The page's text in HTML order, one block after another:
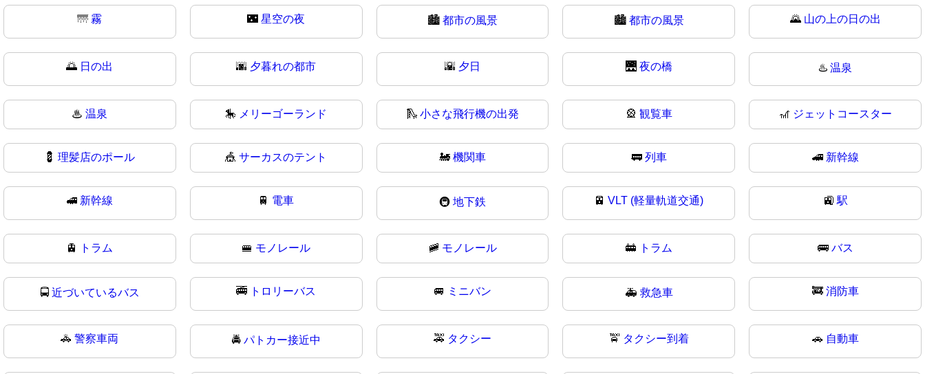
🌁霧 🌃星空の夜 🏙️ 都市の風景 🏙 都市の風景 🌄 山の上の日の出
🌅 日の出 🌆 夕暮れの都市 🌇 夕日 🌉 夜の橋 ♨️温泉
♨温泉 🎠 メリーゴーランド 🛝 小さな飛行機の出発 🎡 観覧車 🎢 ジェットコースター
💈理髪店のポール 🎪サーカスのテント 🚂 機関車 🚃 列車 🚄 新幹線
🚅 新幹線 🚆 電車 🚇 地下鉄 🚈VLT (軽量軌道交通) 🚉駅
🚊 トラム 🚝 モノレール 🚞 モノレール 🚋 トラム 🚌 バス
🚍 近づいているバス 🚎 トロリーバス 🚐 ミニバン 🚑 救急車 🚒 消防車
🚓警察車両 🚔パトカー接近中 🚕 タクシー 🚖 タクシー到着 🚗 自動車